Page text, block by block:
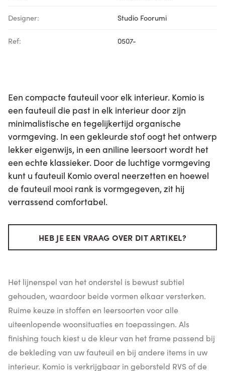
Designer: Studio Foorumi
Ref: 0507-
Een compacte fauteuil voor elk interieur. Komio is
een fauteuil die past in elk interieur door zijn
minimalistische en tegelijkertijd organische
vormgeving. In een gekleurde stof oogt het ontwerp
lekker eigenwijs, in een aniline leersoort wordt het
een echte klassieker. Door de luchtige vormgeving
kunt u fauteuil Komio overal neerzetten en hoewel
de fauteuil mooi rank is vormgegeven, zit hij
verrassend comfortabel.
HEB JE EEN VRAAG OVER DIT ARTIKEL?
Het lijnenspel van het onderstel is bewust subtiel
gehouden, waardoor beide vormen elkaar versterken.
Ruime keuze in stoffen en leersoorten voor alle
uiteenlopende woonsituaties en toepassingen. Als
finishing touch kiest u de kleur van het frame passend bij
de bekleding van uw fauteuil en bij andere items in uw
interieur. Komio is verkrijgbaar in geborsteld RVS of de